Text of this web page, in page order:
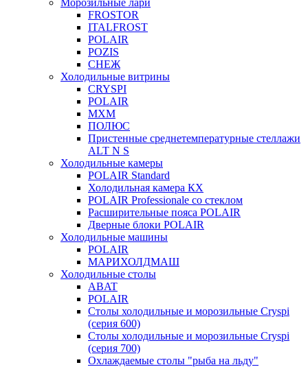
FROSTOR
ITALFROST
POLAIR
POZIS
СНЕЖ
Холодильные витрины
CRYSPI
POLAIR
МХМ
ПОЛЮС
Пристенные среднетемпературные стеллажи
ALT N S
Холодильные камеры
POLAIR Standard
Холодильная камера КХ
POLAIR Professionale со стеклом
Расширительные пояса POLAIR
Дверные блоки POLAIR
Холодильные машины
POLAIR
МАРИХОЛДМАШ
Холодильные столы
ABAT
POLAIR
Столы холодильные и морозильные Cryspi
(серия 600)
Столы холодильные и морозильные Cryspi
(серия 700)
Охлаждаемые столы "рыба на льду"